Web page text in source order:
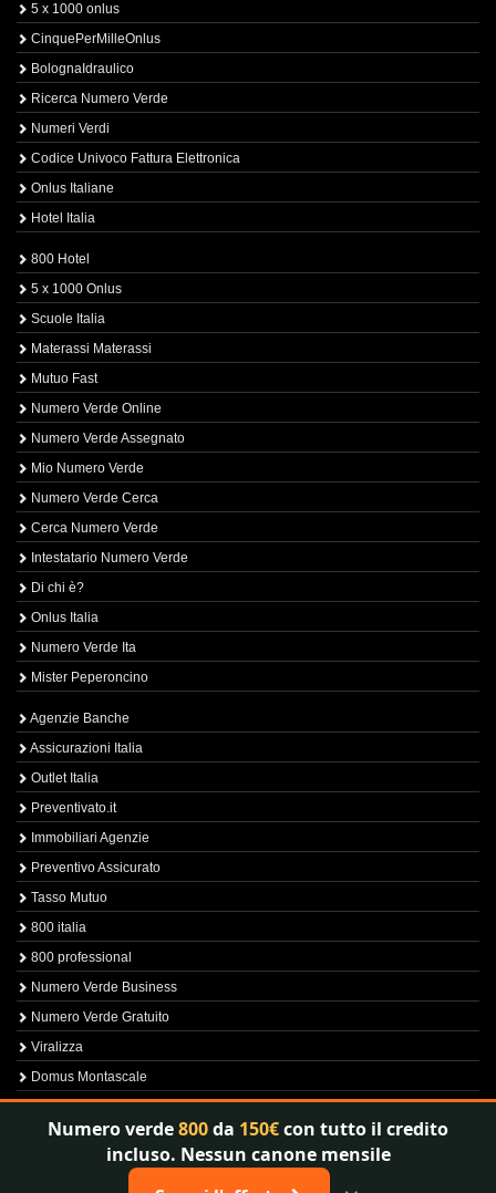
5 x 1000 onlus
CinquePerMilleOnlus
BolognaIdraulico
Ricerca Numero Verde
Numeri Verdi
Codice Univoco Fattura Elettronica
Onlus Italiane
Hotel Italia
800 Hotel
5 x 1000 Onlus
Scuole Italia
Materassi Materassi
Mutuo Fast
Numero Verde Online
Numero Verde Assegnato
Mio Numero Verde
Numero Verde Cerca
Cerca Numero Verde
Intestatario Numero Verde
Di chi è?
Onlus Italia
Numero Verde Ita
Mister Peperoncino
Agenzie Banche
Assicurazioni Italia
Outlet Italia
Preventivato.it
Immobiliari Agenzie
Preventivo Assicurato
Tasso Mutuo
800 italia
800 professional
Numero Verde Business
Numero Verde Gratuito
Viralizza
Domus Montascale
Sprint800
Verfica Numero Verde
Numero verde800da 150€con tutto il credito
incluso. Nessun canone mensile